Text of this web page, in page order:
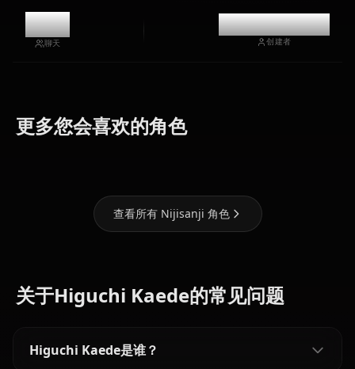
9k
聊天
@casualwaifus
创建者
更多您会喜欢的角色
Tsukino
Lize
查看所有 Nijisanji 角色
关于Higuchi Kaede的常见问题
Higuchi Kaede是谁？